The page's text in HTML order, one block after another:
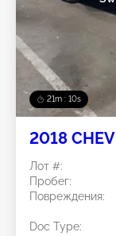
21m : 07s
2018
Лот #:
Пробег:
Повреждения:
Doc Type: